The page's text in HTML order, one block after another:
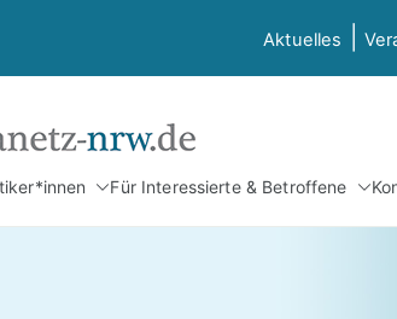
Aktuelles
Alphanetz
Netzwerk Alphabetisierung &
Für Interessierte & Betroffene